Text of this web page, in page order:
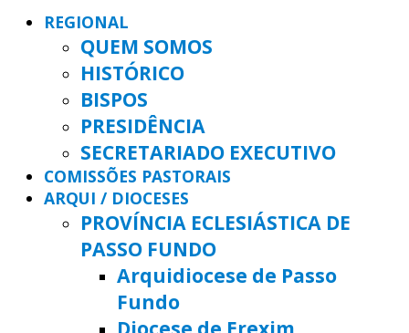
REGIONAL
QUEM SOMOS
HISTÓRICO
BISPOS
PRESIDÊNCIA
SECRETARIADO EXECUTIVO
COMISSÕES PASTORAIS
ARQUI / DIOCESES
PROVÍNCIA ECLESIÁSTICA DE
PASSO FUNDO
Arquidiocese de Passo
Fundo